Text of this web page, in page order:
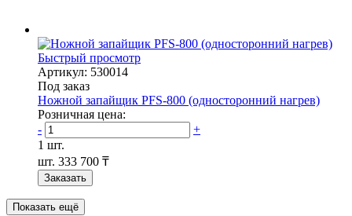
Быстрый просмотр
Артикул: 530014
Под заказ
Ножной запайщик PFS-800 (односторонний нагрев)
Розничная цена:
-
+
1 шт.
шт. 333 700 ₸
Заказать
Показать ещё